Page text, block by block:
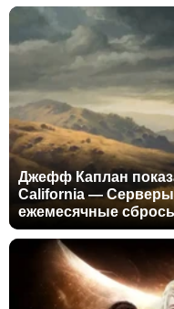
Джефф Каплан
California — Серверы
ежемесячные